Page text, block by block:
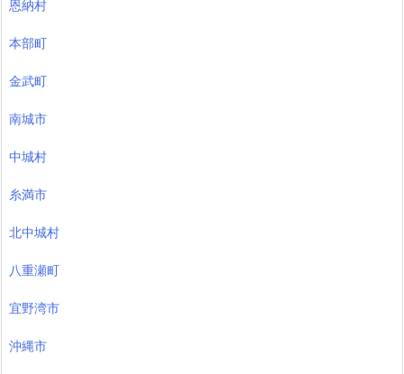
恩納村
本部町
金武町
南城市
中城村
糸満市
北中城村
八重瀬町
宜野湾市
沖縄市